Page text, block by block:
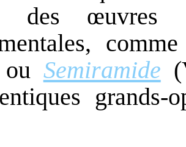
des œuvres
Semiramide